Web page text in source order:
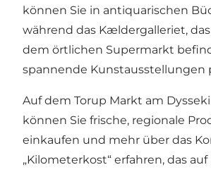
können Sie in antiquarischen
während das Kældergalleriet,
dem örtlichen Supermarkt
spannende Kunstausstellungen
Auf dem Torup Markt am
können Sie frische, regionale
einkaufen und mehr über das
„Kilometerkost“ erfahren, das auf